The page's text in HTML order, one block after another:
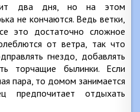
два дня, но на этом
не кончаются. Ведь ветки,
это достаточно сложное
от ветра, так что
гнездо, добавлять
торчащие былинки. Если
пара, то домом занимается
отдыхать